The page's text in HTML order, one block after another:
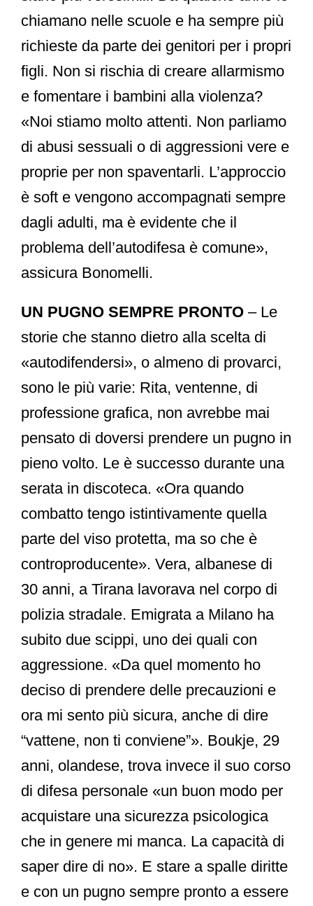
chiamano nelle scuole e ha sempre più
richieste da parte dei genitori per i propri
figli. Non si rischia di creare allarmismo
e fomentare i bambini alla violenza?
«Noi stiamo molto attenti. Non parliamo
di abusi sessuali o di aggressioni vere e
proprie per non spaventarli. L’approccio
è soft e vengono accompagnati sempre
dagli adulti, ma è evidente che il
problema dell’autodifesa è comune»,
assicura Bonomelli.
UN PUGNO SEMPRE PRONTO – Le
storie che stanno dietro alla scelta di
«autodifendersi», o almeno di provarci,
sono le più varie: Rita, ventenne, di
professione grafica, non avrebbe mai
pensato di doversi prendere un pugno in
pieno volto. Le è successo durante una
serata in discoteca. «Ora quando
combatto tengo istintivamente quella
parte del viso protetta, ma so che è
controproducente». Vera, albanese di
30 anni, a Tirana lavorava nel corpo di
polizia stradale. Emigrata a Milano ha
subito due scippi, uno dei quali con
aggressione. «Da quel momento ho
deciso di prendere delle precauzioni e
ora mi sento più sicura, anche di dire
“vattene, non ti conviene”». Boukje, 29
anni, olandese, trova invece il suo corso
di difesa personale «un buon modo per
acquistare una sicurezza psicologica
che in genere mi manca. La capacità di
saper dire di no». E stare a spalle diritte
e con un pugno sempre pronto a essere